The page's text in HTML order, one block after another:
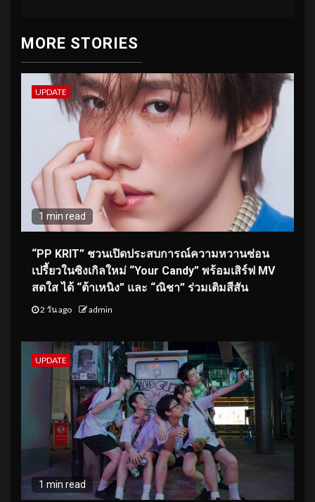
MORE STORIES
UPDATE
1 min read
“PP KRIT” ชวนเปิดประสบการณ์ความหวานซ่อน
เปรี้ยวในซิงเกิลใหม่ “Your Candy” พร้อมเสิร์ฟ MV
สดใส ได้ “ต้าเหนิง” และ “ณิชา” ร่วมเติมสีสัน
2 วัน ago admin
UPDATE
1 min read